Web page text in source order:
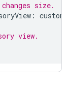
size.
:
view.